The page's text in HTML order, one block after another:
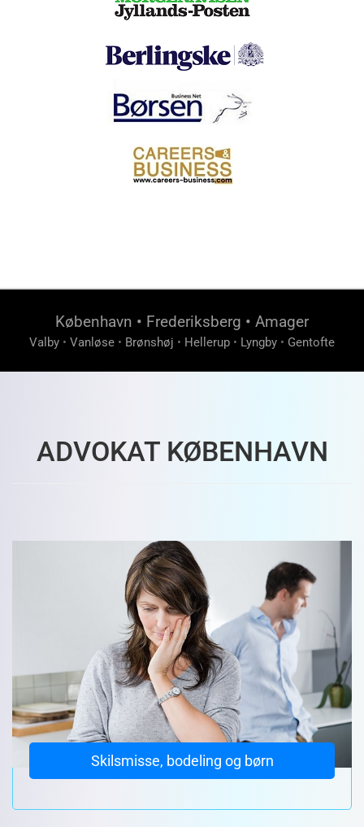
København • Frederiksberg • Amager
Valby • Vanløse • Brønshøj • Hellerup • Lyngby • Gentofte
ADVOKAT KØBENHAVN
Skilsmisse, bodeling og børn